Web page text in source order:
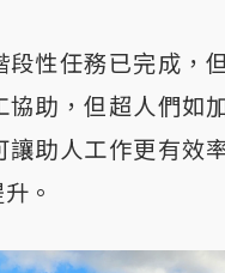
段性任務已完成，
協助，但超人們如
讓助人工作更有效
。